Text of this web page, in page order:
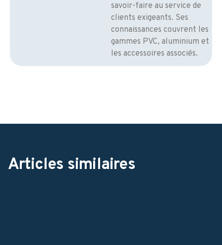
savoir-faire au service de
clients exigeants. Ses
connaissances couvrent les
gammes PVC, aluminium et
les accessoires associés.
Articles similaires